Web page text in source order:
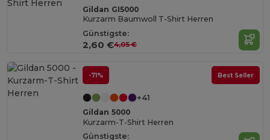
Gildan GI5000
Kurzarm Baumwoll T-Shirt Herren
Günstigste:
2,60 €4,05 €
-71% Best Seller
+41
Gildan 5000
Kurzarm-T-Shirt Herren
Günstigste: